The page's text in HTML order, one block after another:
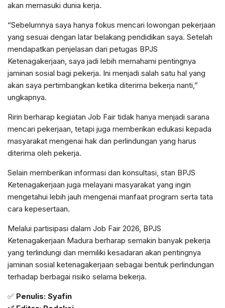
akan memasuki dunia kerja.
“Sebelumnya saya hanya fokus mencari lowongan pekerjaan
yang sesuai dengan latar belakang pendidikan saya. Setelah
mendapatkan penjelasan dari petugas BPJS
Ketenagakerjaan, saya jadi lebih memahami pentingnya
jaminan sosial bagi pekerja. Ini menjadi salah satu hal yang
akan saya pertimbangkan ketika diterima bekerja nanti,”
ungkapnya.
Ririn berharap kegiatan Job Fair tidak hanya menjadi sarana
mencari pekerjaan, tetapi juga memberikan edukasi kepada
masyarakat mengenai hak dan perlindungan yang harus
diterima oleh pekerja.
Selain memberikan informasi dan konsultasi, stan BPJS
Ketenagakerjaan juga melayani masyarakat yang ingin
mengetahui lebih jauh mengenai manfaat program serta tata
cara kepesertaan.
Melalui partisipasi dalam Job Fair 2026, BPJS
Ketenagakerjaan Madura berharap semakin banyak pekerja
yang terlindungi dan memiliki kesadaran akan pentingnya
jaminan sosial ketenagakerjaan sebagai bentuk perlindungan
terhadap berbagai risiko selama bekerja.
✅ Penulis: Syafin